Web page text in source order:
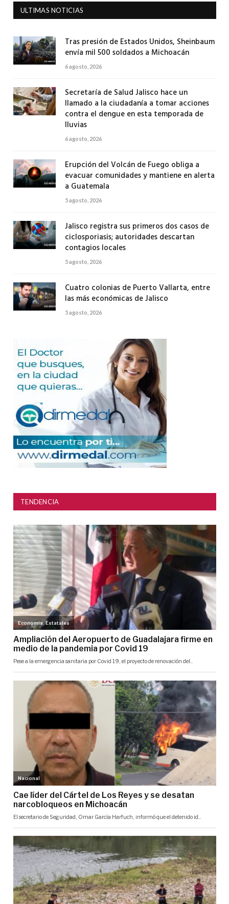
ULTIMAS NOTICIAS
Tras presión de Estados Unidos, Sheinbaum
envía mil 500 soldados a Michoacán
6 agosto, 2026
Secretaría de Salud Jalisco hace un
llamado a la ciudadanía a tomar acciones
contra el dengue en esta temporada de
lluvias
6 agosto, 2026
Erupción del Volcán de Fuego obliga a
evacuar comunidades y mantiene en alerta
a Guatemala
5 agosto, 2026
Jalisco registra sus primeros dos casos de
ciclosporiasis; autoridades descartan
contagios locales
5 agosto, 2026
Cuatro colonias de Puerto Vallarta, entre
las más económicas de Jalisco
5 agosto, 2026
TENDENCIA